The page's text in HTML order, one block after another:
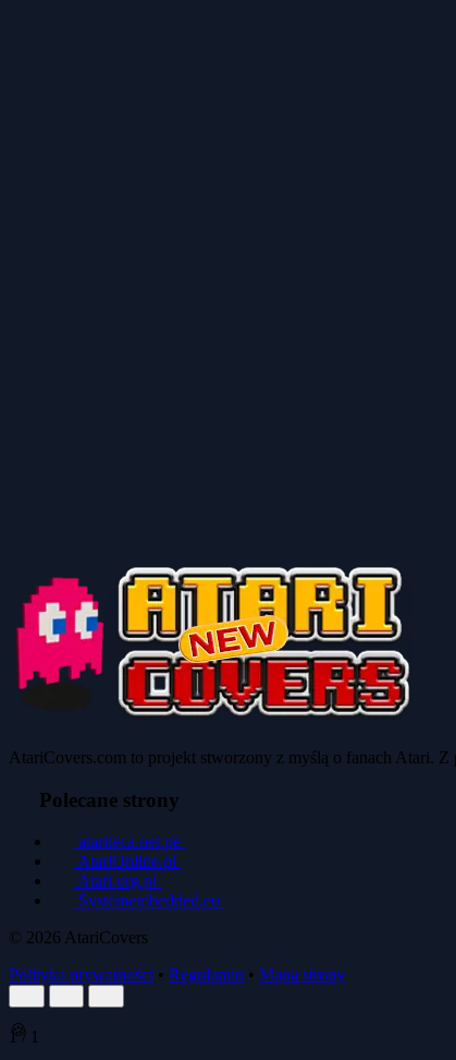
AtariCovers.com to projekt stworzony z myślą o fanach Atari.
Polecane strony
atariteca.net.pe
AtariOnline.pl
Atari.org.pl
Systemembedded.eu
© 2026 AtariCovers
Polityka prywatności • Regulamin • Mapa strony
1/ 1
🍪